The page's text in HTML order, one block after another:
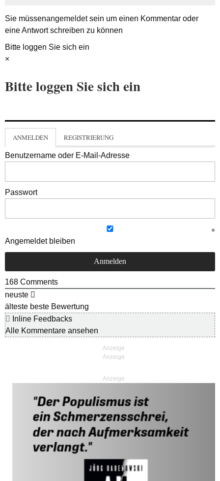
Sie müssenangemeldetsein um einen Kommentar oder
eine Antwort schreiben zu können
Bitte loggen Sie sich ein
×
Bitte loggen Sie sich ein
ANMELDEN REGISTRIERUNG
Benutzername oder E-Mail-Adresse
Passwort
Angemeldet bleiben
168 Comments
neuste
älteste beste Bewertung
Inline Feedbacks
Alle Kommentare ansehen
Anzeige